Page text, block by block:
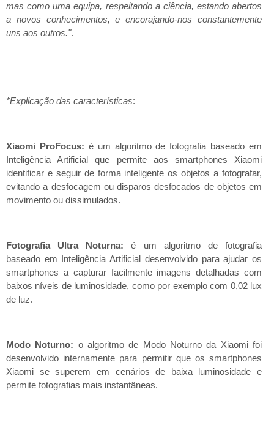
mas como uma equipa, respeitando a ciência, estando abertos
a novos conhecimentos, e encorajando-nos constantemente
uns aos outros.".
*Explicação das características:
Xiaomi ProFocus: é um algoritmo de fotografia baseado em
Inteligência Artificial que permite aos smartphones Xiaomi
identificar e seguir de forma inteligente os objetos a fotografar,
evitando a desfocagem ou disparos desfocados de objetos em
movimento ou dissimulados.
Fotografia Ultra Noturna: é um algoritmo de fotografia
baseado em Inteligência Artificial desenvolvido para ajudar os
smartphones a capturar facilmente imagens detalhadas com
baixos níveis de luminosidade, como por exemplo com 0,02 lux
de luz.
Modo Noturno: o algoritmo de Modo Noturno da Xiaomi foi
desenvolvido internamente para permitir que os smartphones
Xiaomi se superem em cenários de baixa luminosidade e
permite fotografias mais instantâneas.